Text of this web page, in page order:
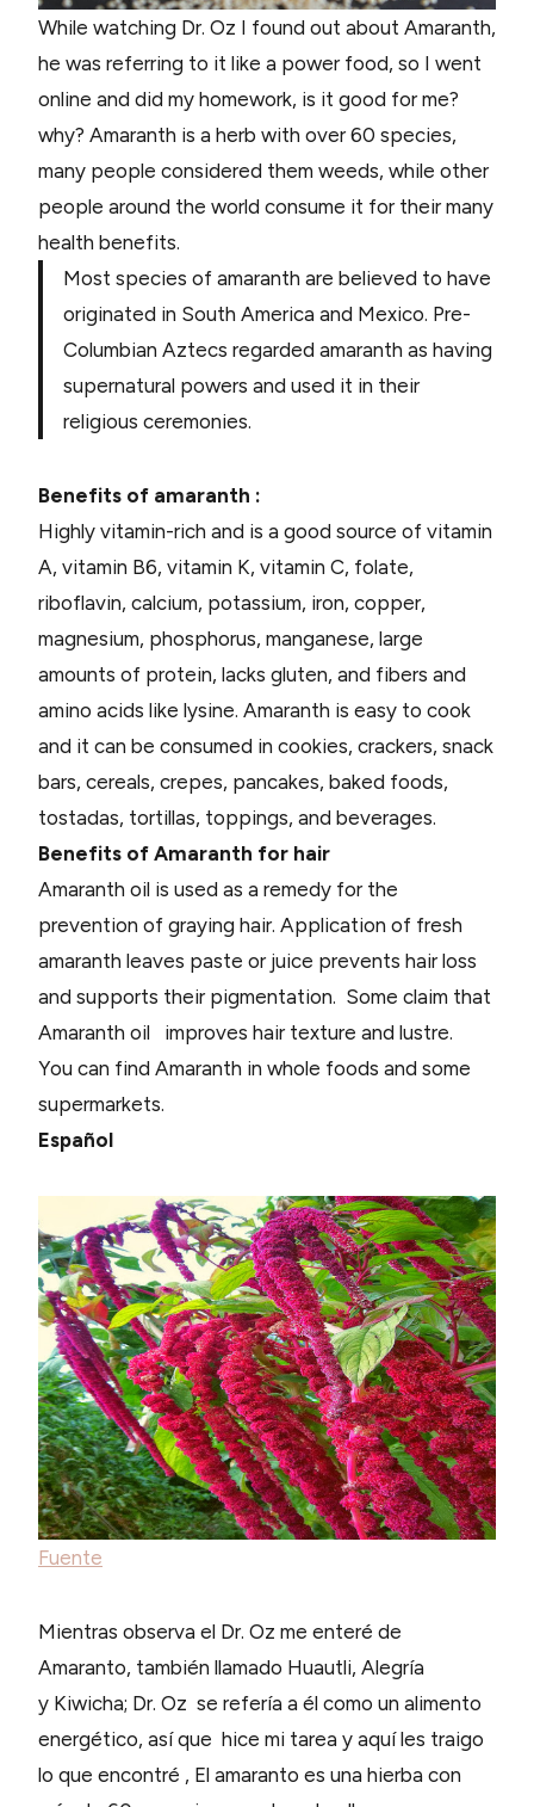
While watching Dr. Oz I found out about Amaranth,
he was referring to it like a power food, so I went
online and did my homework, is it good for me?
why? Amaranth is a herb with over 60 species,
many people considered them weeds, while other
people around the world consume it for their many
health benefits.
Most species of amaranth are believed to have
originated in South America and Mexico. Pre-
Columbian Aztecs regarded amaranth as having
supernatural powers and used it in their
religious ceremonies.
Benefits of amaranth :
Highly vitamin-rich and is a good source of vitamin
A, vitamin B6, vitamin K, vitamin C, folate,
riboflavin, calcium, potassium, iron, copper,
magnesium, phosphorus, manganese, large
amounts of protein, lacks gluten, and fibers and
amino acids like lysine. Amaranth is easy to cook
and it can be consumed in cookies, crackers, snack
bars, cereals, crepes, pancakes, baked foods,
tostadas, tortillas, toppings, and beverages.
Benefits of Amaranth for hair
Amaranth oil is used as a remedy for the
prevention of graying hair. Application of fresh
amaranth leaves paste or juice prevents hair loss
and supports their pigmentation. Some claim that
Amaranth oil improves hair texture and lustre.
You can find Amaranth in whole foods and some
supermarkets.
Español
Fuente
Mientras observa el Dr. Oz me enteré de
Amaranto, también llamado Huautli, Alegría
y Kiwicha; Dr. Oz se refería a él como un alimento
energético, así que hice mi tarea y aquí les traigo
lo que encontré , El amaranto es una hierba con